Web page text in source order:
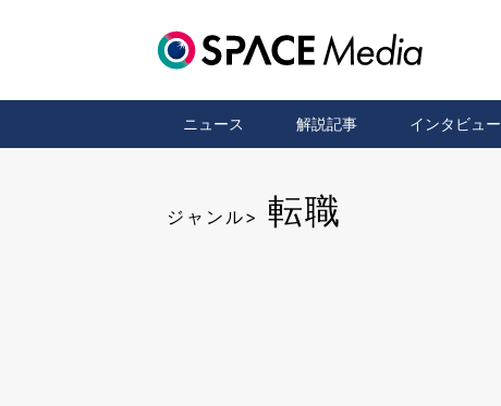
ニュース 解説記事 インタビュー
ジャンル> 転職